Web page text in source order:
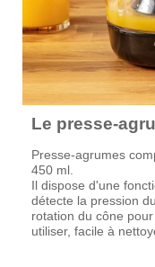
Le presse-
Presse-agrumes
450 ml.
Il dispose d'une
détecte la pression
rotation du cône
utiliser, facile à